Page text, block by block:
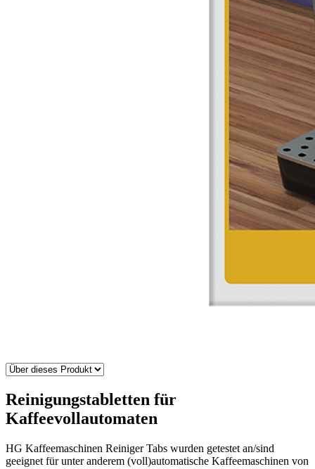
Reinigungstabletten für
Kaffeevollautomaten
HG Kaffeemaschinen Reiniger Tabs wurden getestet an/sind
geeignet für unter anderem (voll)automatische Kaffeemaschinen von